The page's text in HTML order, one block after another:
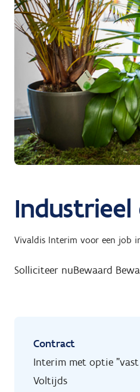
Vivaldis Interim voor een job
Solliciteer nuBewaard
Contract
Interim met optie
Voltijds